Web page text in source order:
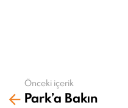
Daha
fazla
Önceki içerik
Park’a Bakın